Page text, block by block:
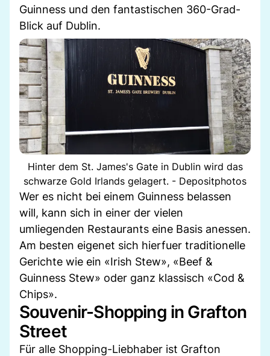
Guinness und den fantastischen 360-Grad-
Blick auf Dublin.
Hinter dem St. James's Gate in Dublin wird das
schwarze Gold Irlands gelagert. - Depositphotos
Wer es nicht bei einem Guinness belassen
will, kann sich in einer der vielen
umliegenden Restaurants eine Basis anessen.
Am besten eigenet sich hierfuer traditionelle
Gerichte wie ein «Irish Stew», «Beef &
Guinness Stew» oder ganz klassisch «Cod &
Chips».
Souvenir-Shopping in Grafton
Street
Für alle Shopping-Liebhaber ist Grafton